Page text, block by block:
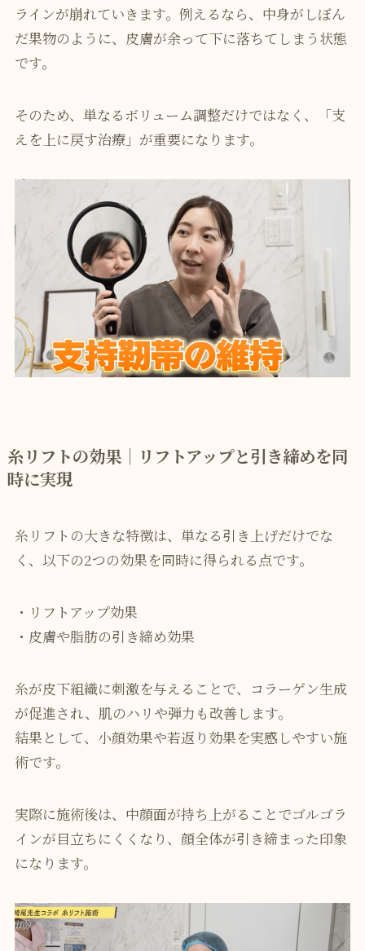
ラインが崩れていきます。例えるなら、中身がしぼん
だ果物のように、皮膚が余って下に落ちてしまう状態
です。
そのため、単なるボリューム調整だけではなく、「支
えを上に戻す治療」が重要になります。
糸リフトの効果｜リフトアップと引き締めを同
時に実現
糸リフトの大きな特徴は、単なる引き上げだけでな
く、以下の2つの効果を同時に得られる点です。
・リフトアップ効果
・皮膚や脂肪の引き締め効果
糸が皮下組織に刺激を与えることで、コラーゲン生成
が促進され、肌のハリや弾力も改善します。
結果として、小顔効果や若返り効果を実感しやすい施
術です。
実際に施術後は、中顔面が持ち上がることでゴルゴラ
インが目立ちにくくなり、顔全体が引き締まった印象
になります。